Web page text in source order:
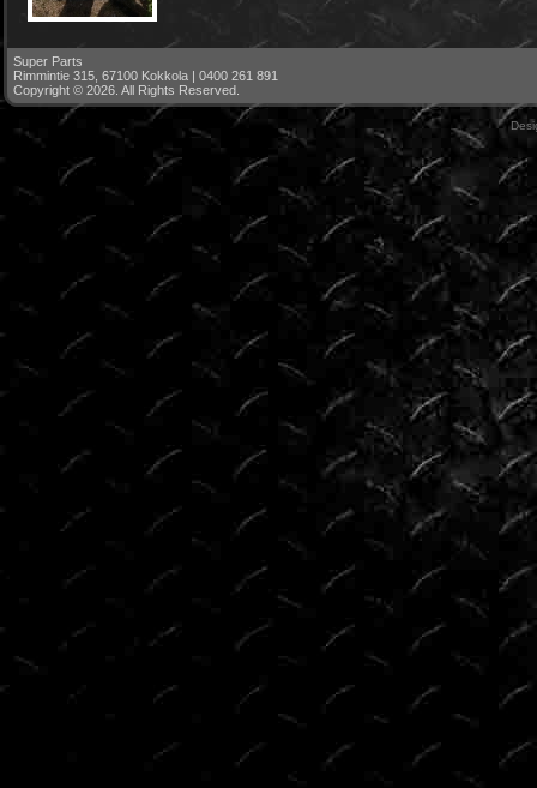
Super Parts
Rimmintie 315, 67100 Kokkola | 0400 261 891
Copyright © 2026. All Rights Reserved.